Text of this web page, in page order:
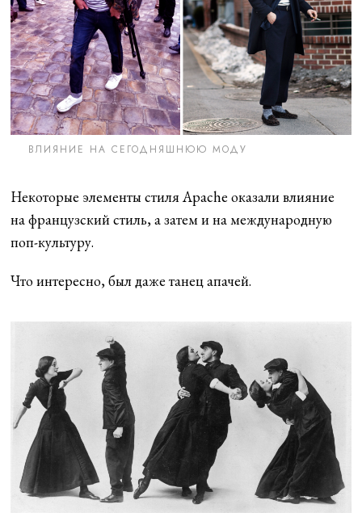
ВЛИЯНИЕ НА СЕГОДНЯШНЮЮ МОДУ
Некоторые элементы стиля Apache оказали влияние
на французский стиль, а затем и на международную
поп-культуру.
Что интересно, был даже танец апачей.